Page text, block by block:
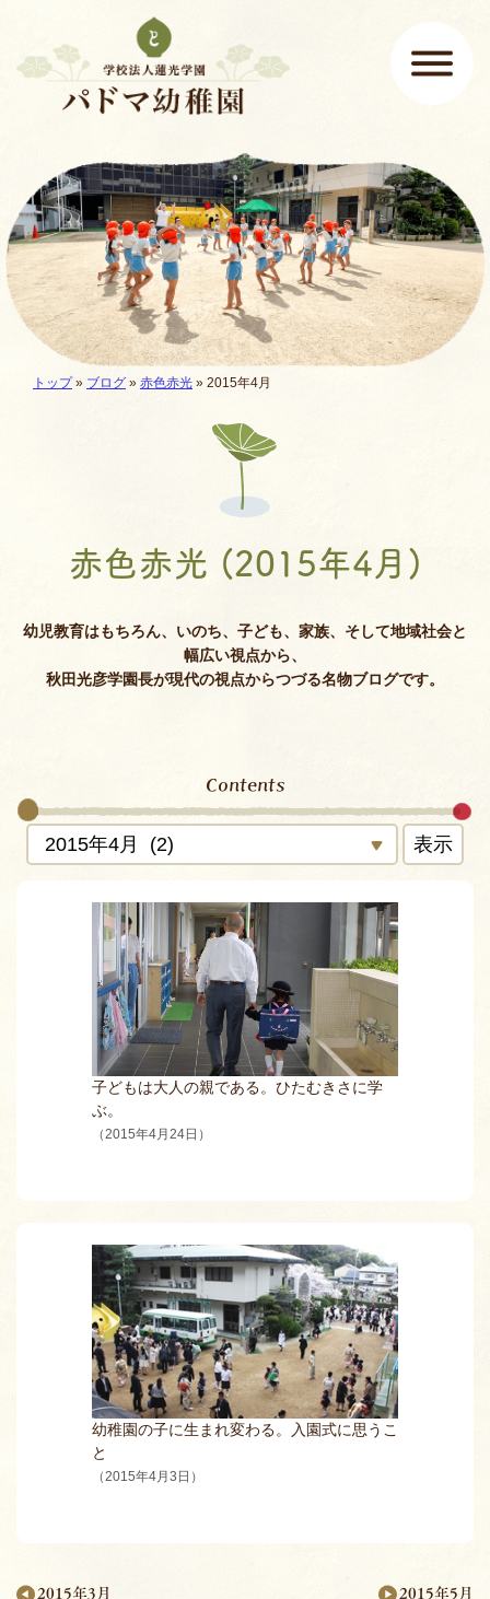
メインメニュー
ここから本文です。
現在地:
トップ» ブログ » 赤色赤光 » 2015年4月
赤色赤光 (2015年4月)
幼児教育はもちろん、いのち、子ども、家族、そして地域社会と
幅広い視点から、
秋田光彦学園長が現代の視点からつづる名物ブログです。
Contents
表示
子どもは大人の親である。ひたむきさに学
ぶ。
（2015年4月24日）
幼稚園の子に生まれ変わる。入園式に思うこ
と
（2015年4月3日）
2015年3月 2015年5月